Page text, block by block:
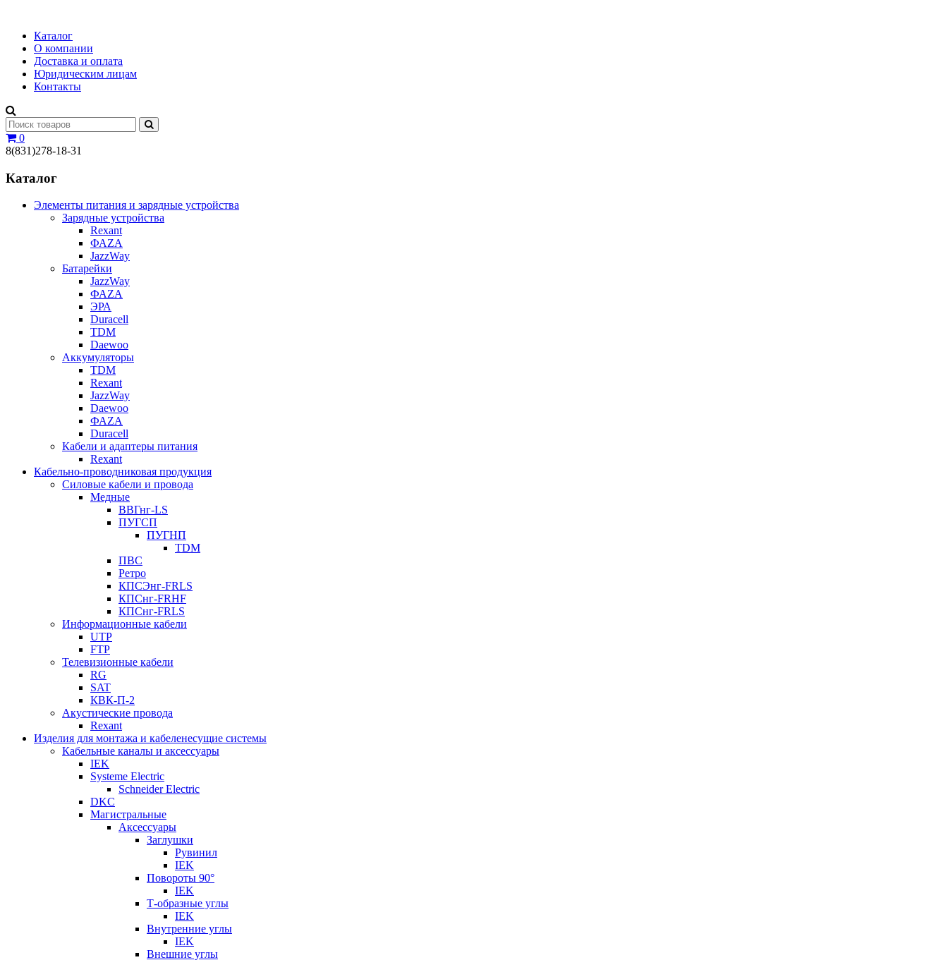
Каталог
О компании
Доставка и оплата
Юридическим лицам
Контакты
0
8(831)278-18-31
Каталог
Элементы питания и зарядные устройства
Зарядные устройства
Rexant
ФАZА
JazzWay
Батарейки
JazzWay
ФАZА
ЭРА
Duracell
TDM
Daewoo
Аккумуляторы
TDM
Rexant
JazzWay
Daewoo
ФАZА
Duracell
Кабели и адаптеры питания
Rexant
Кабельно-проводниковая продукция
Силовые кабели и провода
Медные
ВВГнг-LS
ПУГСП
ПУГНП
TDM
ПВС
Ретро
КПСЭнг-FRLS
КПСнг-FRHF
КПСнг-FRLS
Информационные кабели
UTP
FTP
Телевизионные кабели
RG
SAT
КВК-П-2
Акустические провода
Rexant
Изделия для монтажа и кабеленесущие системы
Кабельные каналы и аксессуары
IEK
Systeme Electric
Schneider Electric
DKC
Магистральные
Аксессуары
Заглушки
Рувинил
IEK
Повороты 90°
IEK
Т-образные углы
IEK
Внутренние углы
IEK
Внешние углы